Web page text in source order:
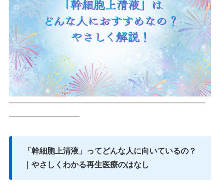
━━━━━━━━━━━━━━━━━━━━━━━━━
━━━━━━━━━
「幹細胞上清液」ってどんな人に向いているの？
｜やさしくわかる再生医療のはなし